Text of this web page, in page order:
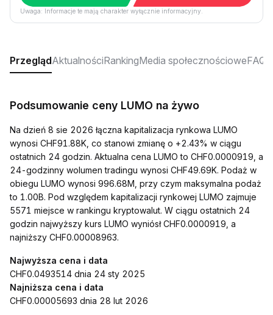
Uwaga: Informacje te mają charakter wyłącznie informacyjny.
PrzeglądAktualnościRankingMedia społecznościoweFAQ
Podsumowanie ceny LUMO na żywo
Na dzień 8 sie 2026 łączna kapitalizacja rynkowa LUMO
wynosi CHF91.88K, co stanowi zmianę o +2.43% w ciągu
ostatnich 24 godzin. Aktualna cena LUMO to CHF0.0000919, a
24-godzinny wolumen tradingu wynosi CHF49.69K. Podaż w
obiegu LUMO wynosi 996.68M, przy czym maksymalna podaż
to 1.00B. Pod względem kapitalizacji rynkowej LUMO zajmuje
5571 miejsce w rankingu kryptowalut. W ciągu ostatnich 24
godzin najwyższy kurs LUMO wyniósł CHF0.0000919, a
najniższy CHF0.00008963.
Najwyższa cena i data
CHF0.0493514 dnia 24 sty 2025
Najniższa cena i data
CHF0.00005693 dnia 28 lut 2026